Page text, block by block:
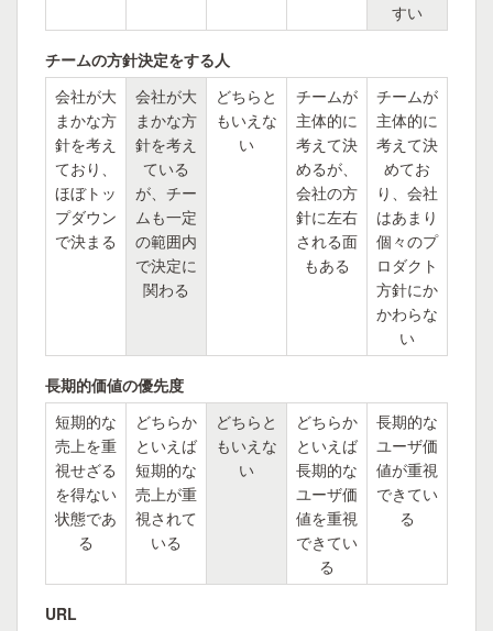
すい
チームの方針決定をする人
会社が大
まかな方
針を考え
ており、
ほぼトッ
プダウン
で決まる
会社が大
まかな方
針を考え
ている
が、チー
ムも一定
の範囲内
で決定に
関わる
どちらと
もいえな
い
チームが
主体的に
考えて決
めるが、
会社の方
針に左右
される面
もある
チームが
主体的に
考えて決
めてお
り、会社
はあまり
個々のプ
ロダクト
方針にか
かわらな
い
長期的価値の優先度
短期的な
売上を重
視せざる
を得ない
状態であ
る
どちらか
といえば
短期的な
売上が重
視されて
いる
どちらと
もいえな
い
どちらか
といえば
長期的な
ユーザ価
値を重視
できてい
る
長期的な
ユーザ価
値が重視
できてい
る
URL